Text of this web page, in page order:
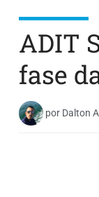
ADIT
fase
por Dalton